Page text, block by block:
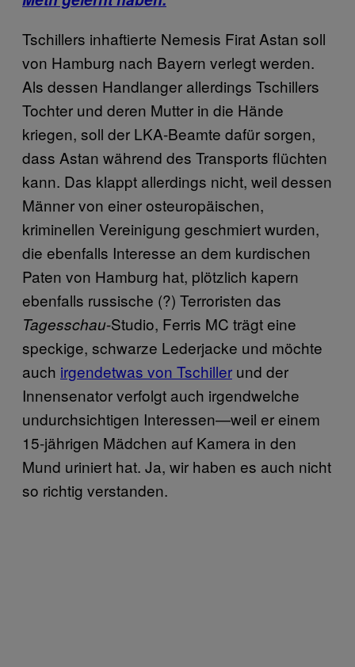
Tschillers inhaftierte Nemesis Firat Astan soll
von Hamburg nach Bayern verlegt werden.
Als dessen Handlanger allerdings Tschillers
Tochter und deren Mutter in die Hände
kriegen, soll der LKA-Beamte dafür sorgen,
dass Astan während des Transports flüchten
kann. Das klappt allerdings nicht, weil dessen
Männer von einer osteuropäischen,
kriminellen Vereinigung geschmiert wurden,
die ebenfalls Interesse an dem kurdischen
Paten von Hamburg hat, plötzlich kapern
ebenfalls russische (?) Terroristen das
Tagesschau-Studio, Ferris MC trägt eine
speckige, schwarze Lederjacke und möchte
auch irgendetwas von Tschiller und der
Innensenator verfolgt auch irgendwelche
undurchsichtigen Interessen—weil er einem
15-jährigen Mädchen auf Kamera in den
Mund uriniert hat. Ja, wir haben es auch nicht
so richtig verstanden.